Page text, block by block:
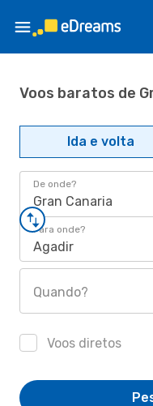
Voos baratos de
Ida e volta
De onde?
Gran Canaria
Para onde?
Agadir
Quando?
Voos diretos